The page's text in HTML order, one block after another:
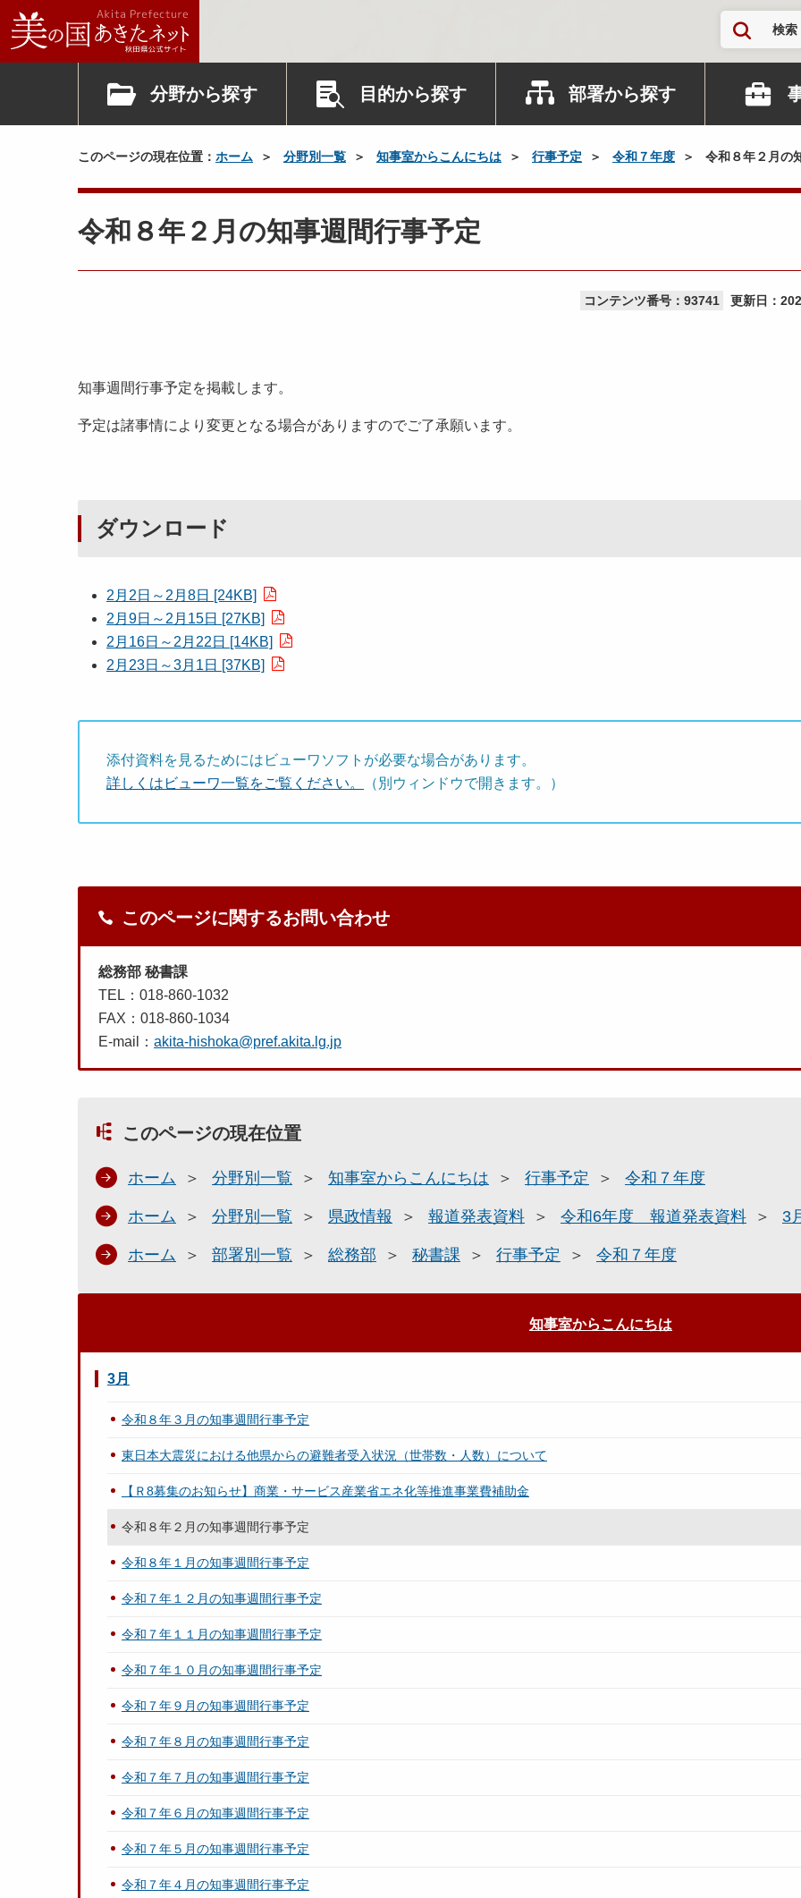
検索
分野から探す 目的から探す 部署から探す
このページの現在位置： ホーム 分野別一覧 知事室からこんにちは 行事予定 令和７年度 令和８年２月の
令和８年２月の知事週間行事予定
コンテンツ番号：93741 更新日：
知事週間行事予定を掲載します。
予定は諸事情により変更となる場合がありますのでご了承願います。
ダウンロード
2月2日～2月8日 [24KB]
2月9日～2月15日 [27KB]
2月16日～2月22日 [14KB]
2月23日～3月1日 [37KB]
添付資料を見るためにはビューワソフトが必要な場合があります。
詳しくはビューワ一覧をご覧ください。
（別ウィンドウで開きます。）
このページに関するお問い合わせ
総務部 秘書課
TEL：018-860-1032
FAX：018-860-1034
E-mail： akita-hishoka@pref.akita.lg.jp
このページの現在位置
ホーム 分野別一覧 知事室からこんにちは 行事予定 令和７年度
ホーム 分野別一覧 県政情報 報道発表資料 令和6年度 報道発表資料 3
ホーム 部署別一覧 総務部 秘書課 行事予定 令和７年度
知事室からこんにちは
3月
令和８年３月の知事週間行事予定
東日本大震災における他県からの避難者受入状況（世帯数・人数）について
【Ｒ8募集のお知らせ】商業・サービス産業省エネ化等推進事業費補助金
令和８年２月の知事週間行事予定
令和８年１月の知事週間行事予定
令和７年１２月の知事週間行事予定
令和７年１１月の知事週間行事予定
令和７年１０月の知事週間行事予定
令和７年９月の知事週間行事予定
令和７年８月の知事週間行事予定
令和７年７月の知事週間行事予定
令和７年６月の知事週間行事予定
令和７年５月の知事週間行事予定
令和７年４月の知事週間行事予定